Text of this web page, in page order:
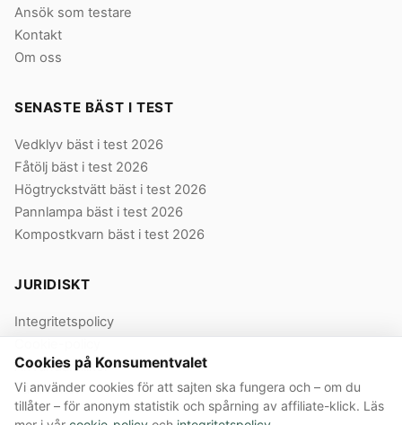
Ansök som testare
Kontakt
Om oss
SENASTE BÄST I TEST
Vedklyv bäst i test 2026
Fåtölj bäst i test 2026
Högtryckstvätt bäst i test 2026
Pannlampa bäst i test 2026
Kompostkvarn bäst i test 2026
JURIDISKT
Integritetspolicy
Användarvillkor
Våra villkor
Cookies på Konsumentvalet
Vi använder cookies för att sajten ska fungera och – om du
tillåter – för anonym statistik och spårning av affiliate-klick. Läs